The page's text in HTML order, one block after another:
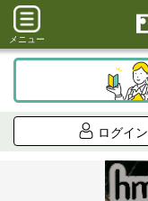
メニュー
ログイン